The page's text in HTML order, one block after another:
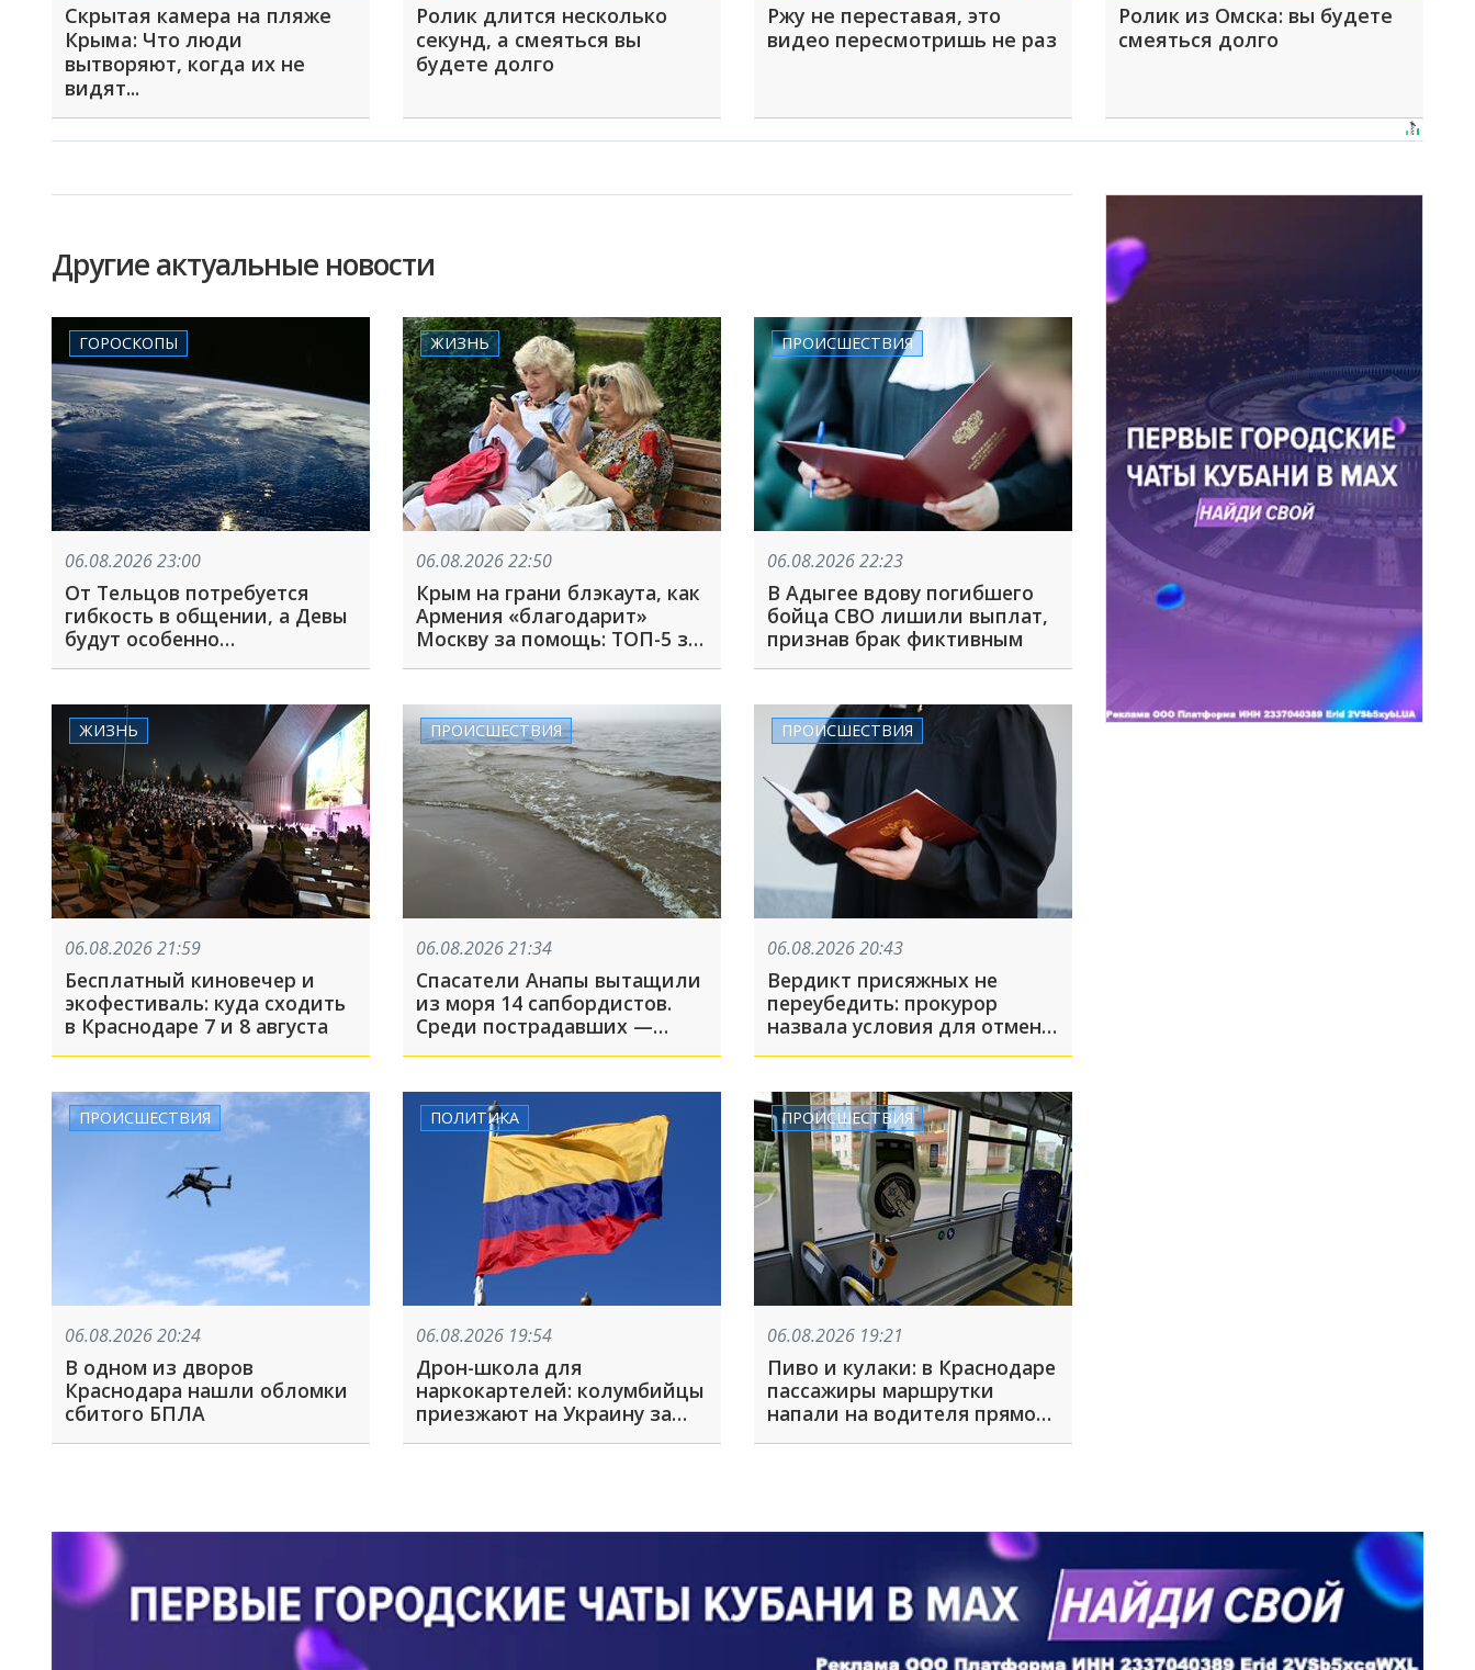
Скрытая камера на пляже
Крыма: Что люди
вытворяют, когда их не
видят...
Ролик длится несколько
секунд, а смеяться вы
будете долго
Ржу не переставая, это
видео пересмотришь не раз
Ролик из Омска: вы будете
смеяться долго
Другие актуальные новости
ГОРОСКОПЫ
06.08.2026 23:00
От Тельцов потребуется
гибкость в общении, а Девы
будут особенно
обаятельными
ЖИЗНЬ
06.08.2026 22:50
Крым на грани блэкаута, как
Армения «благодарит»
Москву за помощь: ТОП-5 за
6 августа
ПРОИСШЕСТВИЯ
06.08.2026 22:23
В Адыгее вдову погибшего
бойца СВО лишили выплат,
признав брак фиктивным
ЖИЗНЬ
06.08.2026 21:59
Бесплатный киновечер и
экофестиваль: куда сходить
в Краснодаре 7 и 8 августа
ПРОИСШЕСТВИЯ
06.08.2026 21:34
Спасатели Анапы вытащили
из моря 14 сапбордистов.
Среди пострадавших —
ПРОИСШЕСТВИЯ
06.08.2026 20:43
Вердикт присяжных не
переубедить: прокурор
назвала условия для отмены
ПРОИСШЕСТВИЯ
06.08.2026 20:24
В одном из дворов
Краснодара нашли обломки
сбитого БПЛА
ПОЛИТИКА
06.08.2026 19:54
Дрон-школа для
наркокартелей: колумбийцы
приезжают на Украину за
ПРОИСШЕСТВИЯ
06.08.2026 19:21
Пиво и кулаки: в Краснодаре
пассажиры маршрутки
напали на водителя прямо